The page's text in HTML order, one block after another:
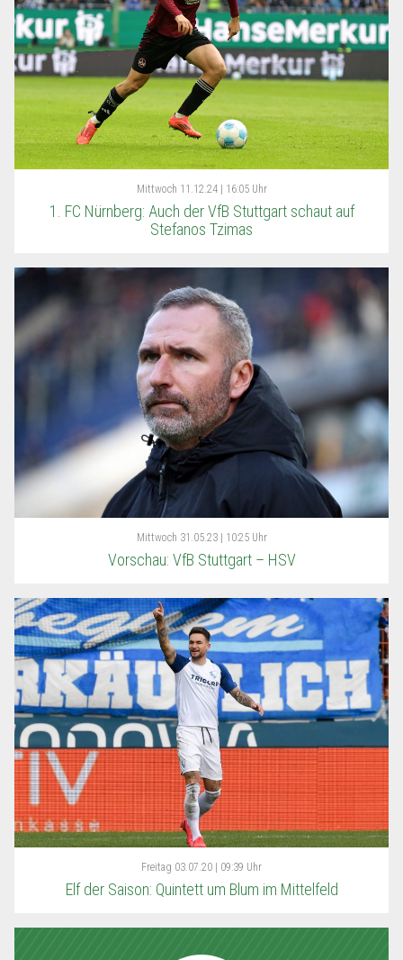
Mittwoch 11.12.24 | 16:05 Uhr
1. FC Nürnberg: Auch der VfB Stuttgart schaut auf
Stefanos Tzimas
Mittwoch 31.05.23 | 10:25 Uhr
Vorschau: VfB Stuttgart – HSV
Freitag 03.07.20 | 09:39 Uhr
Elf der Saison: Quintett um Blum im Mittelfeld